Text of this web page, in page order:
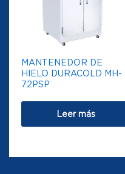
MANTENEDOR DE
HIELO DURACOLD MH-
72PSP
Leer más